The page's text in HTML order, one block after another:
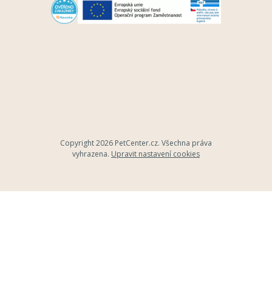
Copyright 2026 PetCenter.cz. Všechna práva
vyhrazena. Upravit nastavení cookies